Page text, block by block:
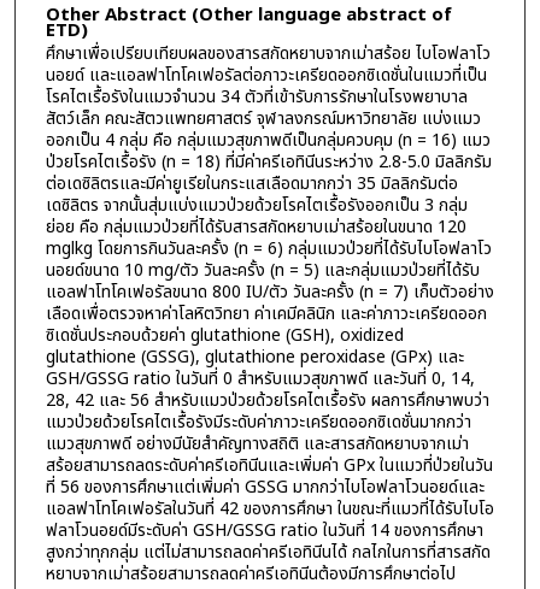
Other Abstract (Other language abstract of
ETD)
ศึกษาเพื่อเปรียบเทียบผลของสารสกัดหยาบจากเม่าสร้อย ไบโอฟลาโว
นอยด์ และแอลฟาโทโคเฟอรัลต่อภาวะเครียดออกซิเดชั่นในแมวที่เป็น
โรคไตเรื้อรังในแมวจำนวน 34 ตัวที่เข้ารับการรักษาในโรงพยาบาล
สัตว์เล็ก คณะสัตวแพทยศาสตร์ จุฬาลงกรณ์มหาวิทยาลัย แบ่งแมว
ออกเป็น 4 กลุ่ม คือ กลุ่มแมวสุขภาพดีเป็นกลุ่มควบคุม (n = 16) แมว
ป่วยโรคไตเรื้อรัง (n = 18) ที่มีค่าครีเอทินีนระหว่าง 2.8-5.0 มิลลิกรัม
ต่อเดซิลิตรและมีค่ายูเรียในกระแสเลือดมากกว่า 35 มิลลิกรัมต่อ
เดซิลิตร จากนั้นสุ่มแบ่งแมวป่วยด้วยโรคไตเรื้อรังออกเป็น 3 กลุ่ม
ย่อย คือ กลุ่มแมวป่วยที่ได้รับสารสกัดหยาบเม่าสร้อยในขนาด 120
mglkg โดยการกินวันละครั้ง (n = 6) กลุ่มแมวป่วยที่ได้รับไบโอฟลาโว
นอยด์ขนาด 10 mg/ตัว วันละครั้ง (n = 5) และกลุ่มแมวป่วยที่ได้รับ
แอลฟาโทโคเฟอรัลขนาด 800 IU/ตัว วันละครั้ง (n = 7) เก็บตัวอย่าง
เลือดเพื่อตรวจหาค่าโลหิตวิทยา ค่าเคมีคลินิก และค่าภาวะเครียดออก
ซิเดชั่นประกอบด้วยค่า glutathione (GSH), oxidized
glutathione (GSSG), glutathione peroxidase (GPx) และ
GSH/GSSG ratio ในวันที่ 0 สำหรับแมวสุขภาพดี และวันที่ 0, 14,
28, 42 และ 56 สำหรับแมวป่วยด้วยโรคไตเรื้อรัง ผลการศึกษาพบว่า
แมวป่วยด้วยโรคไตเรื้อรังมีระดับค่าภาวะเครียดออกซิเดชั่นมากกว่า
แมวสุขภาพดี อย่างมีนัยสำคัญทางสถิติ และสารสกัดหยาบจากเม่า
สร้อยสามารถลดระดับค่าครีเอทินีนและเพิ่มค่า GPx ในแมวที่ป่วยในวัน
ที่ 56 ของการศึกษาแต่เพิ่มค่า GSSG มากกว่าไบโอฟลาโวนอยด์และ
แอลฟาโทโคเฟอรัลในวันที่ 42 ของการศึกษา ในขณะที่แมวที่ได้รับไบโอ
ฟลาโวนอยด์มีระดับค่า GSH/GSSG ratio ในวันที่ 14 ของการศึกษา
สูงกว่าทุกกลุ่ม แต่ไม่สามารถลดค่าครีเอทินีนได้ กลไกในการที่สารสกัด
หยาบจากเม่าสร้อยสามารถลดค่าครีเอทินีนต้องมีการศึกษาต่อไป